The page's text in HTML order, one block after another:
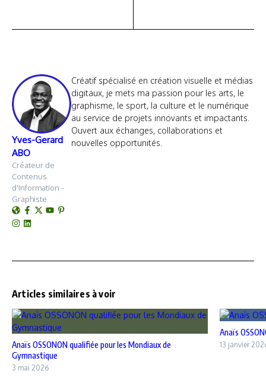
Yves-Gerard
ABO
Créateur de
Contenus
d'Information -
Graphiste
Créatif spécialisé en création visuelle et médias
digitaux, je mets ma passion pour les arts, le
graphisme, le sport, la culture et le numérique
au service de projets innovants et impactants.
Ouvert aux échanges, collaborations et
nouvelles opportunités.
Articles similaires à voir
Anaïs OSSONON qualifiée pour les Mondiaux de
Gymnastique
3 mai 2026
Anaïs
13 janvier